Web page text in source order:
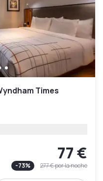
Times
77 €
-73% 277 €por la noche